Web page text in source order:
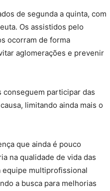
de segunda a quinta, com
Os assistidos pelo
ocorram de forma
aglomerações e prevenir
conseguem participar das
limitando ainda mais o
que ainda é pouco
na qualidade de vida das
equipe multiprofissional
a busca para melhorias